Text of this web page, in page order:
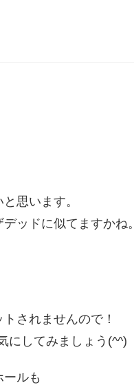
思います。
ッドに似てますかね。
されませんので！
にしてみましょう(^^)
ルも